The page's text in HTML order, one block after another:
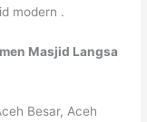
modern .
Masjid Langsa
Besar, Aceh